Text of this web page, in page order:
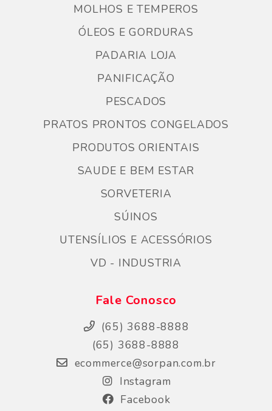
MOLHOS E TEMPEROS
ÓLEOS E GORDURAS
PADARIA LOJA
PANIFICAÇÃO
PESCADOS
PRATOS PRONTOS CONGELADOS
PRODUTOS ORIENTAIS
SAUDE E BEM ESTAR
SORVETERIA
SÚINOS
UTENSÍLIOS E ACESSÓRIOS
VD - INDUSTRIA
Fale Conosco
(65) 3688-8888
(65) 3688-8888
ecommerce@sorpan.com.br
Instagram
Facebook